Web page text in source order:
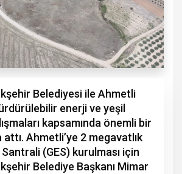
Belediyesi ile Ahmetli
enerji ve yeşil
kapsamında önemli bir
Ahmetli’ye 2 megavatlık
(GES) kurulması için
Belediye Başkanı Mimar